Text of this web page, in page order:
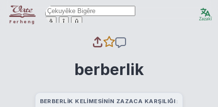
Ferheng ê î û Zazakî
berberlik
BERBERLIK KELIMESININ ZAZACA KARŞILIĞI